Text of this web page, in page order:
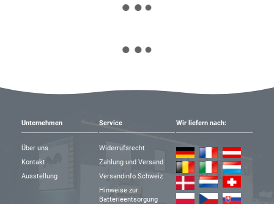
Unternehmen
Über uns
Kontakt
Ausstellung
Service
Widerrufsrecht
Zahlung und Versand
Versandinfo Schweiz
Hinweise zur
Batterieentsorgung
Wir liefern nach: